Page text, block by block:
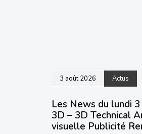
3 août 2026 Actus
Les News du lundi
3D – 3D Technical
visuelle Publicité